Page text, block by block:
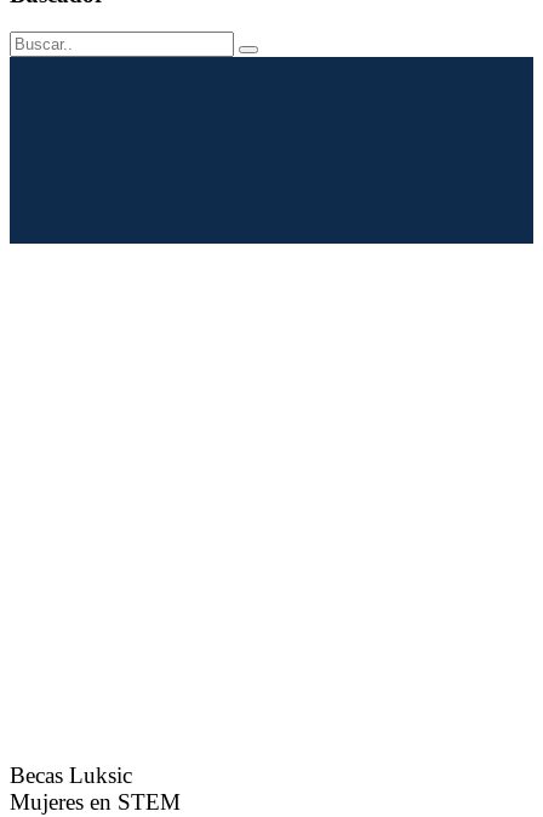
Becas Luksic
Mujeres en STEM